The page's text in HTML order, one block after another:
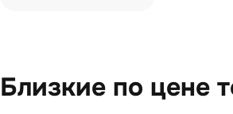
Близкие по цене